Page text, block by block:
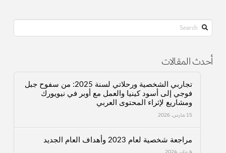
Search
أحدث المقالات
تجاربي الشخصية ورحلاتي لسنة 2025: من سفوح جبل
فوجي إلى أسود كينيا والعمل مع أوبر في نيويورك
ومشاريع لإثراء المحتوى العربي
15 مارس، 2026
مراجعة شخصية لعام 2023 وأهداف العام الجديد